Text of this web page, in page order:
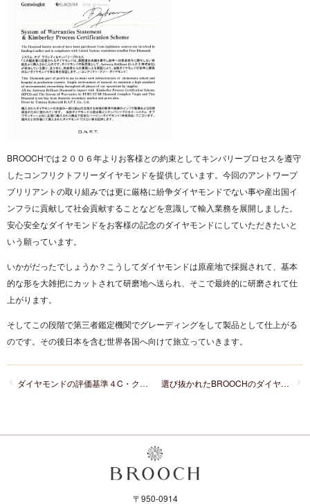
BROOCHでは２００６年よりお客様との約束としてキンバリープロセスを遵守
したコンフリクトフリーダイヤモンドを提供しています。今回のアントワープ
ブリリアントの取り組みでは更に厳格に紛争ダイヤモンドでない事や産出国イ
ンフラに貢献して社会貢献することなどを意識して輸入業務を展開しました。
安心安全なダイヤモンドをお客様の記念のダイヤモンドにしていただきたいと
いう願っています。
いかがだったでしょうか？こうしてダイヤモンドは原産地で採掘されて、基本
的な形を大雑把にカットされて研磨地へ送られ、そこで最終的に研磨されて仕
上がります。
そしてこの段階で第三者鑑定機関でグレーディングをして製品として仕上がる
のです。その後日本を含む世界各国へ向けて旅立っていきます。
選び抜かれたBROOCHのダイヤモンドROUGH（ラフ）
ダイヤモンドの評価基準４C・クラリティグレード
〒950-0914